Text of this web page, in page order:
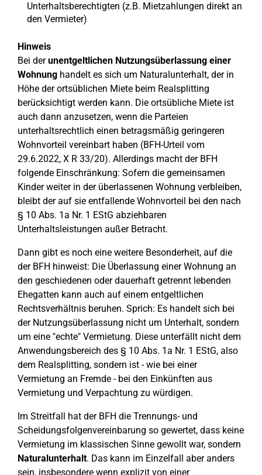
Unterhaltsberechtigten (z.B. Mietzahlungen direkt an
den Vermieter)
Hinweis
Bei derunentgeltlichen Nutzungsüberlassung einer
Wohnung handelt es sich um Naturalunterhalt, der in
Höhe der ortsüblichen Miete beim Realsplitting
berücksichtigt werden kann. Die ortsübliche Miete ist
auch dann anzusetzen, wenn die Parteien
unterhaltsrechtlich einen betragsmäßig geringeren
Wohnvorteil vereinbart haben (BFH-Urteil vom
29.6.2022, X R 33/20). Allerdings macht der BFH
folgende Einschränkung: Sofern die gemeinsamen
Kinder weiter in der überlassenen Wohnung verbleiben,
bleibt der auf sie entfallende Wohnvorteil bei den nach
§ 10 Abs. 1a Nr. 1 EStG abziehbaren
Unterhaltsleistungen außer Betracht.
Dann gibt es noch eine weitere Besonderheit, auf die
der BFH hinweist: Die Überlassung einer Wohnung an
den geschiedenen oder dauerhaft getrennt lebenden
Ehegatten kann auch auf einem entgeltlichen
Rechtsverhältnis beruhen. Sprich: Es handelt sich bei
der Nutzungsüberlassung nicht um Unterhalt, sondern
um eine "echte" Vermietung. Diese unterfällt nicht dem
Anwendungsbereich des § 10 Abs. 1a Nr. 1 EStG, also
dem Realsplitting, sondern ist - wie bei einer
Vermietung an Fremde - bei den Einkünften aus
Vermietung und Verpachtung zu würdigen.
Im Streitfall hat der BFH die Trennungs- und
Scheidungsfolgenvereinbarung so gewertet, dass keine
Vermietung im klassischen Sinne gewollt war, sondern
Naturalunterhalt. Das kann im Einzelfall aber anders
sein, insbesondere wenn explizit von einer